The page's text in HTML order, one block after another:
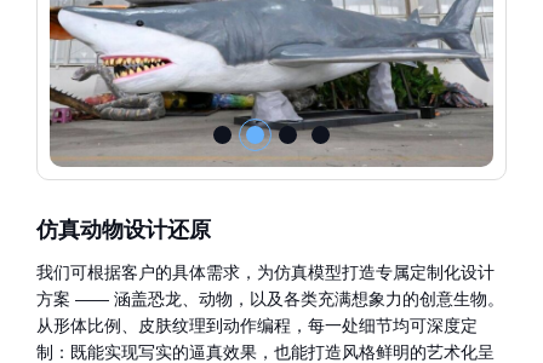
仿真动物设计还原
我们可根据客户的具体需求，为仿真模型打造专属定制化设计
方案 —— 涵盖恐龙、动物，以及各类充满想象力的创意生物。
从形体比例、皮肤纹理到动作编程，每一处细节均可深度定
制：既能实现写实的逼真效果，也能打造风格鲜明的艺术化呈